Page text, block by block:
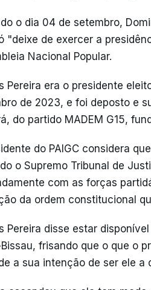
o dia 04 de setembro,
"deixe de exercer a
Nacional Popular.
Pereira era o presidente
de 2023, e foi deposto e
do partido MADEM G15,
do PAIGC considera
o Supremo Tribunal de
com as forças
da ordem constitucional
Pereira disse estar
frisando que o que o
a sua intenção de ser ele a